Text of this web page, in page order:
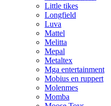
Little tikes
Longfield
Luva
Mattel
Melitta
Mepal
Metaltex
Mga entertainment
Mobius en ruppert
Molenmes
Momba